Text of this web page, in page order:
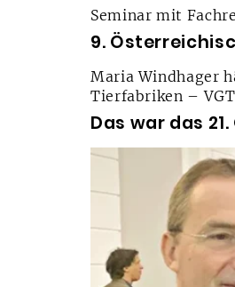
Seminar mit
9.
Maria Windhager
Tierfabriken –
Das war das